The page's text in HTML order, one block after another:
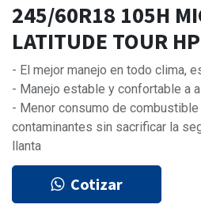
245/60R18 105H
LATITUDE TOUR HP
- El mejor manejo en todo clima,
- Manejo estable y confortable a
- Menor consumo de
contaminantes sin sacrificar la
llanta
Cotizar